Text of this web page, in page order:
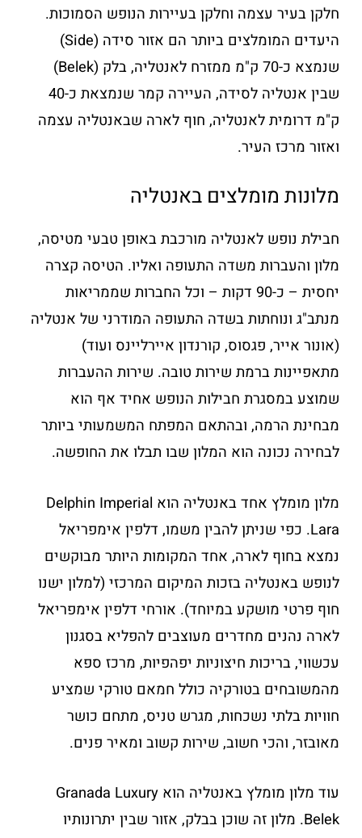
חלקן בעיר עצמה וחלקן בעיירות הנופש הסמוכות.
היעדים המומלצים ביותר הם אזור סידה (Side)
שנמצא כ-70 ק"מ ממזרח לאנטליה, בלק (Belek)
שבין אנטליה לסידה, העיירה קמר שנמצאת כ-40
ק"מ דרומית לאנטליה, חוף לארה שבאנטליה עצמה
ואזור מרכז העיר.
מלונות מומלצים באנטליה
חבילת נופש לאנטליה מורכבת באופן טבעי מטיסה,
מלון והעברות משדה התעופה ואליו. הטיסה קצרה
יחסית – כ-90 דקות – וכל החברות שממריאות
מנתב"ג ונוחתות בשדה התעופה המודרני של אנטליה
(אונור אייר, פגסוס, קורנדון איירליינס ועוד)
מתאפיינות ברמת שירות טובה. שירות ההעברות
שמוצע במסגרת חבילות הנופש אחיד אף הוא
מבחינת הרמה, ובהתאם המפתח המשמעותי ביותר
לבחירה נכונה הוא המלון שבו תבלו את החופשה.
מלון מומלץ אחד באנטליה הוא Delphin Imperial
Lara. כפי שניתן להבין משמו, דלפין אימפריאל
נמצא בחוף לארה, אחד המקומות היותר מבוקשים
לנופש באנטליה בזכות המיקום המרכזי (למלון ישנו
חוף פרטי מושקע במיוחד). אורחי דלפין אימפריאל
לארה נהנים מחדרים מעוצבים להפליא בסגנון
עכשווי, בריכות חיצוניות יפהפיות, מרכז ספא
מהמשובחים בטורקיה כולל חמאם טורקי שמציע
חוויות בלתי נשכחות, מגרש טניס, מתחם כושר
מאובזר, והכי חשוב, שירות קשוב ומאיר פנים.
עוד מלון מומלץ באנטליה הוא Granada Luxury
Belek. מלון זה שוכן בבלק, אזור שבין יתרונותיו